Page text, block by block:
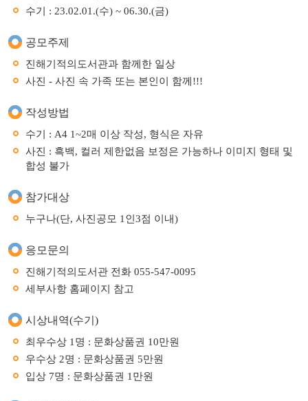
수기 : 23.02.01.(수) ~ 06.30.(금)
공모주제
진해기적의도서관과 함께한 일상
사진 - 사진 속 가족 또는 본인이 함께!!!
작성방법
수기 : A4 1~2매 이상 작성, 형식은 자유
사진 : 흑백, 컬러 제한없음 보정은 가능하나 이미지 형태 및
합성 불가
참가대상
누구나(단, 사진공모 1인3점 이내)
응모문의
진해기적의도서관 전화 055-547-0095
세부사항 홈페이지 참고
시상내역(수기)
최우수상 1명 : 문화상품권 10만원
우수상 2명 : 문화상품권 5만원
입상 7명 : 문화상품권 1만원